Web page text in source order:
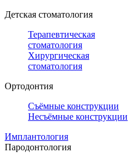
Детская стоматология
Терапевтическая
стоматология
Хирургическая
стоматология
Ортодонтия
Съёмные конструкции
Несъёмные конструкции
Имплантология
Пародонтология